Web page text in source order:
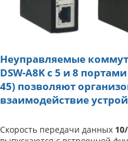
Неуправляемые
DSW-A8K с 5 и 8
45) позволяют
взаимодействие
Скорость передачи данных